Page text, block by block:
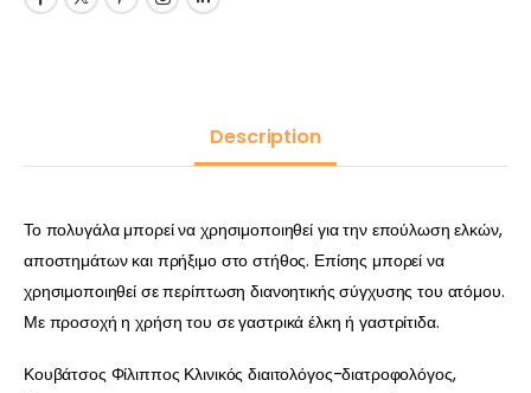
Description
Το πολυγάλα μπορεί να χρησιμοποιηθεί για την επούλωση ελκών,
αποστημάτων και πρήξιμο στο στήθος. Επίσης μπορεί να
χρησιμοποιηθεί σε περίπτωση διανοητικής σύγχυσης του ατόμου.
Με προσοχή η χρήση του σε γαστρικά έλκη ή γαστρίτιδα.
Κουβάτσος Φίλιππος Κλινικός διαιτολόγος-διατροφολόγος,